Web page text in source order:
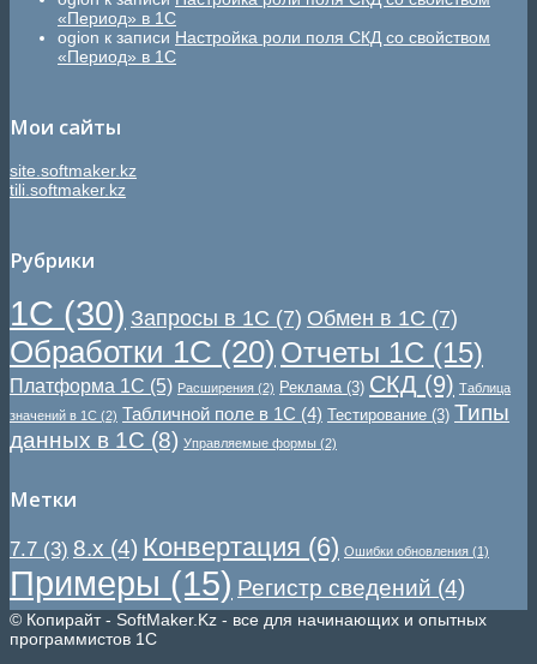
«Период» в 1С
ogion к записи Настройка роли поля СКД со свойством
«Период» в 1С
Мои сайты
site.softmaker.kz
tili.softmaker.kz
Рубрики
1С (30) Запросы в 1С (7) Обмен в 1С (7)
Обработки 1С (20) Отчеты 1С (15)
Платформа 1С (5) Расширения (2) Реклама(3) СКД (9) Таблица
значений в 1С (2) Табличной поле в 1С (4) Тестирование (3) Типы
данных в 1С (8) Управляемые формы (2)
Метки
7.7 (3) 8.x (4) Конвертация (6) Ошибки обновления (1)
Примеры (15) Регистр сведений (4)
© Копирайт - SoftMaker.Kz - все для начинающих и опытных
программистов 1С